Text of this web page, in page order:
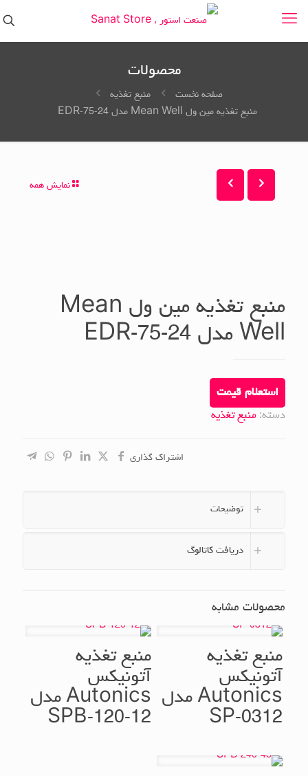
محصولات
صفحه نخست
منبع تغذیه
منبع تغذیه مین ول Mean Well مدل EDR-75-24
نمایش همه
منبع تغذیه مین ول Mean
Well مدل EDR-75-24
استعلام قیمت
دسته: منبع تغذیه
اشتراک گذاری
توضیحات
دریافت کاتالوگ
محصولات مشابه
منبع تغذیه
آتونیکس
Autonics مدل
SP-0312
منبع تغذیه
آتونیکس
Autonics مدل
SPB-120-12